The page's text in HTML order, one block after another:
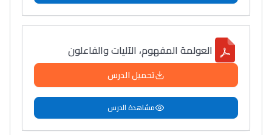
Lycée Maroc
العولمة المفهوم، الآليات والفاعلون
تحميل الدرس
مشاهدة الدرس